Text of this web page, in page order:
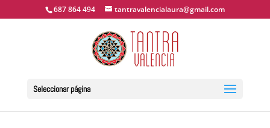
687 864 494 tantravalencialaura@gmail.com
Seleccionar página